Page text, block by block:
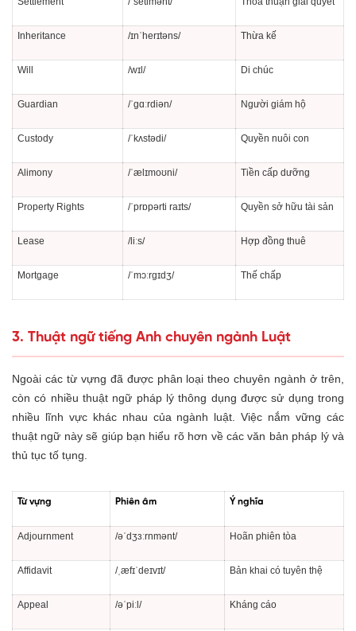
Inheritance /ɪnˈherɪtəns/ Thừa kế
Will /wɪl/ Di chúc
Guardian /ˈɡɑːrdiən/ Người giám hộ
Custody /ˈkʌstədi/ Quyền nuôi con
Alimony /ˈælɪmoʊni/ Tiền cấp dưỡng
Property Rights /ˈprɒpərti raɪts/ Quyền sở hữu tài sản
Lease /liːs/ Hợp đồng thuê
Mortgage /ˈmɔːrɡɪdʒ/ Thế chấp
3. Thuật ngữ tiếng Anh chuyên ngành Luật
Ngoài các từ vựng đã được phân loại theo chuyên ngành ở trên,
còn có nhiều thuật ngữ pháp lý thông dụng được sử dụng trong
nhiều lĩnh vực khác nhau của ngành luật. Việc nắm vững các
thuật ngữ này sẽ giúp bạn hiểu rõ hơn về các văn bản pháp lý và
thủ tục tố tụng.
Từ vựng Phiên âm Ý nghĩa
Adjournment /əˈdʒɜːrnmənt/ Hoãn phiên tòa
Affidavit /ˌæfɪˈdeɪvɪt/ Bản khai có tuyên thệ
Appeal /əˈpiːl/ Kháng cáo